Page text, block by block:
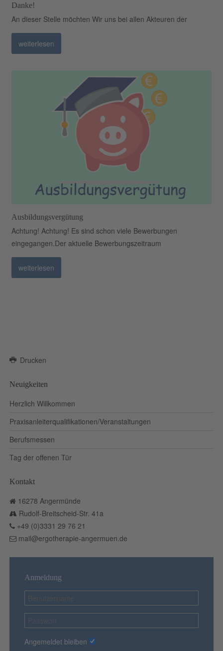
Danke!
An dieser Stelle möchten Wir uns bei allen Akteuren der
weiterlesen
Ausbildungsvergütung
Achtung! Achtung! Es sind schon viele Bewerbungen
eingegangen.Der aktuelle Bewerbungszeitraum
weiterlesen
Drucken
Neuigkeiten
Herzlich Willkommen
Praxisanleiterqualifikationen/Veranstaltungen
Berufsmessen
Tag der offenen Tür
Kontakt
16278 Angermünde
Rudolf-Breitscheid-Str. 41a
+49 (0)3331 29 76 21
mail@ergotherapie-angermuen.de
Anmeldung
Angemeldet bleiben